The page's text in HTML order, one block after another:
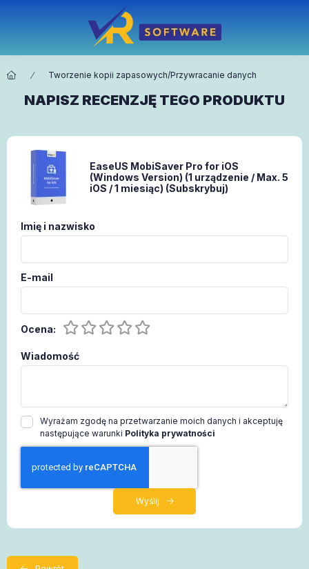
Tworzenie kopii zapasowych/Przywracanie danych
NAPISZ RECENZJĘ TEGO PRODUKTU
EaseUS MobiSaver Pro for iOS
(Windows Version) (1 urządzenie / Max. 5
iOS / 1 miesiąc) (Subskrybuj)
Imię i nazwisko
E-mail
Ocena:
Wiadomość
Wyrażam zgodę na przetwarzanie moich danych i akceptuję
następujące warunki Polityka prywatności
Wyślij